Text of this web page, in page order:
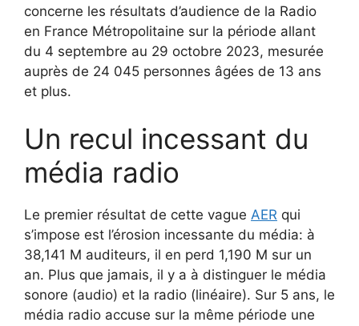
concerne les résultats d’audience de la Radio
en France Métropolitaine sur la période allant
du 4 septembre au 29 octobre 2023, mesurée
auprès de 24 045 personnes âgées de 13 ans
et plus.
Un recul incessant du
média radio
Le premier résultat de cette vague AER qui
s’impose est l’érosion incessante du média: à
38,141 M auditeurs, il en perd 1,190 M sur un
an. Plus que jamais, il y a à distinguer le média
sonore (audio) et la radio (linéaire). Sur 5 ans, le
média radio accuse sur la même période une